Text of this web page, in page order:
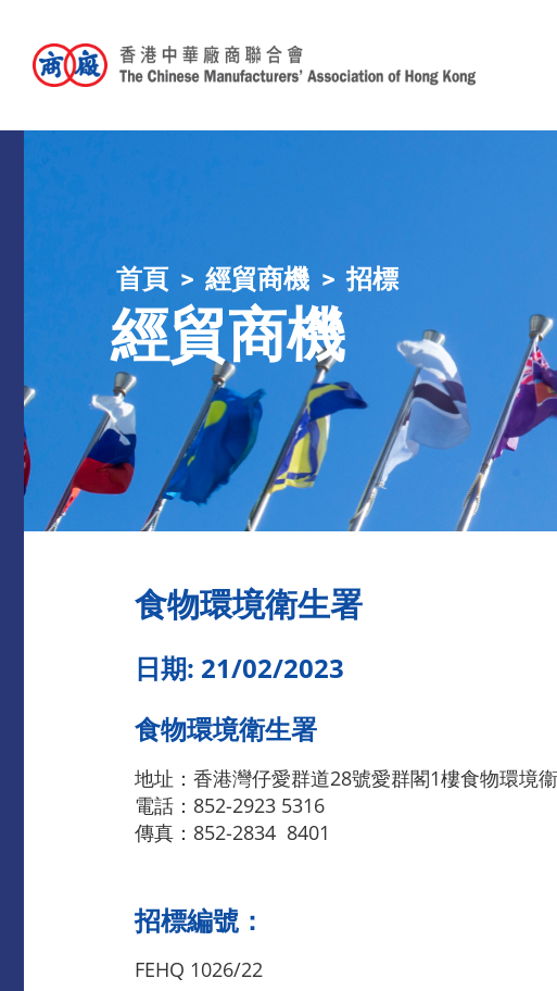
首頁 經貿商機 招標
經貿商機
食物環境衛生署
日期: 21/02/2023
食物環境衛生署
地址：香港灣仔愛群道28號愛群閣1樓食物環境
電話：852-2923 5316
傳真：852-2834 8401
招標編號：
FEHQ 1026/22